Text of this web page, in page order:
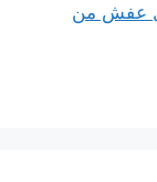
من